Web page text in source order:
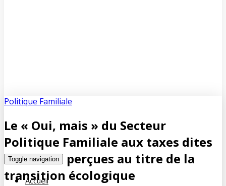
Toggle navigation
Accueil
Politique Familiale
Le « Oui, mais » du Secteur
Politique Familiale aux taxes dites
« vertes » perçues au titre de la
transition écologique